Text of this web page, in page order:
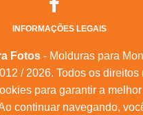
INFORMAÇÕES LEGAIS
Fotos - Molduras para
/ 2026. Todos os direitos
para garantir a
continuar navegando,